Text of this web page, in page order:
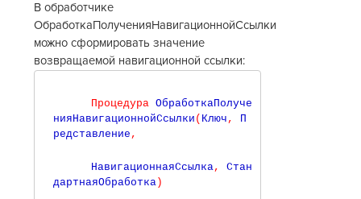
В обработчике
ОбработкаПолученияНавигационнойСсылки
можно сформировать значение
возвращаемой навигационной ссылки:
Процедура ОбработкаПолуче
нияНавигационнойСсылки ( Ключ ,
П
редставление ,
НавигационнаяСсылка,
Стан
дартнаяОбработка )